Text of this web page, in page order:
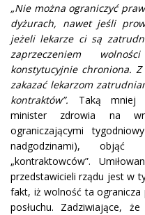
„Nie można ograniczyć
dyżurach, nawet jeśli
jeżeli lekarze ci są
zaprzeczeniem
konstytucyjnie chroniona.
zakazać lekarzom
kontraktów”. Taką mniej
minister zdrowia na
ograniczającymi
nadgodzinami), objąć
„kontraktowców”.
przedstawicieli rządu jest w
fakt, iż wolność ta ogranicza
posłuchu. Zadziwiające,